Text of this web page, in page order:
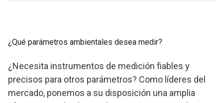
¿Qué parámetros ambientales desea medir?
¿Necesita instrumentos de medición fiables y
precisos para otros parámetros? Como líderes del
mercado, ponemos a su disposición una amplia